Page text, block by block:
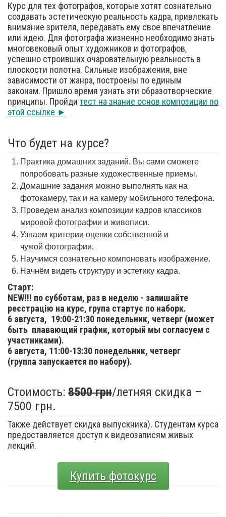
Курс для тех фотографов, которые хотят сознательно
создавать эстетическую реальность кадра, привлекать
внимание зрителя, передавать ему свое впечатление
или идею. Для фотографа жизненно необходимо знать
многовековый опыт художников и фотографов,
успешно строивших очаровательную реальность в
плоскости полотна. Сильные изображения, вне
зависимости от жанра, построены по единым
законам. Пришло время узнать эти образотворческие
принципы. Пройди тест на знание основ композиции по
этой ссылке ►
Что будет на курсе?
Практика домашних заданий. Вы сами сможете
попробовать разные художественные приемы.
Домашние задания можно выполнять как на
фотокамеру, так и на камеру мобильного телефона.
Проведем анализ композиции кадров классиков
мировой фотографии и живописи.
Узнаем критерии оценки собственной и
чужой фотографии.
Научимся сознательно компоновать изображение.
Начнём видеть структуру и эстетику кадра.
Старт:
NEW!!! по субботам, раз в неделю - залишайте
реєстрацію на курс, група стартує по наборк.
6 августа, 19:00-21:30 понедельник, четверг (может
быть плавающий график, который мы согласуем с
участниками).
6 августа, 11:00-13:30 понедельник, четверг
(группа запускается по набору).
Стоимость: 8500 грн/летняя скидка –
7500 грн.
Также действует скидка выпускника). Студентам курса
предоставляется доступ к видеозаписям живых
лекций.
Купить фотокурс